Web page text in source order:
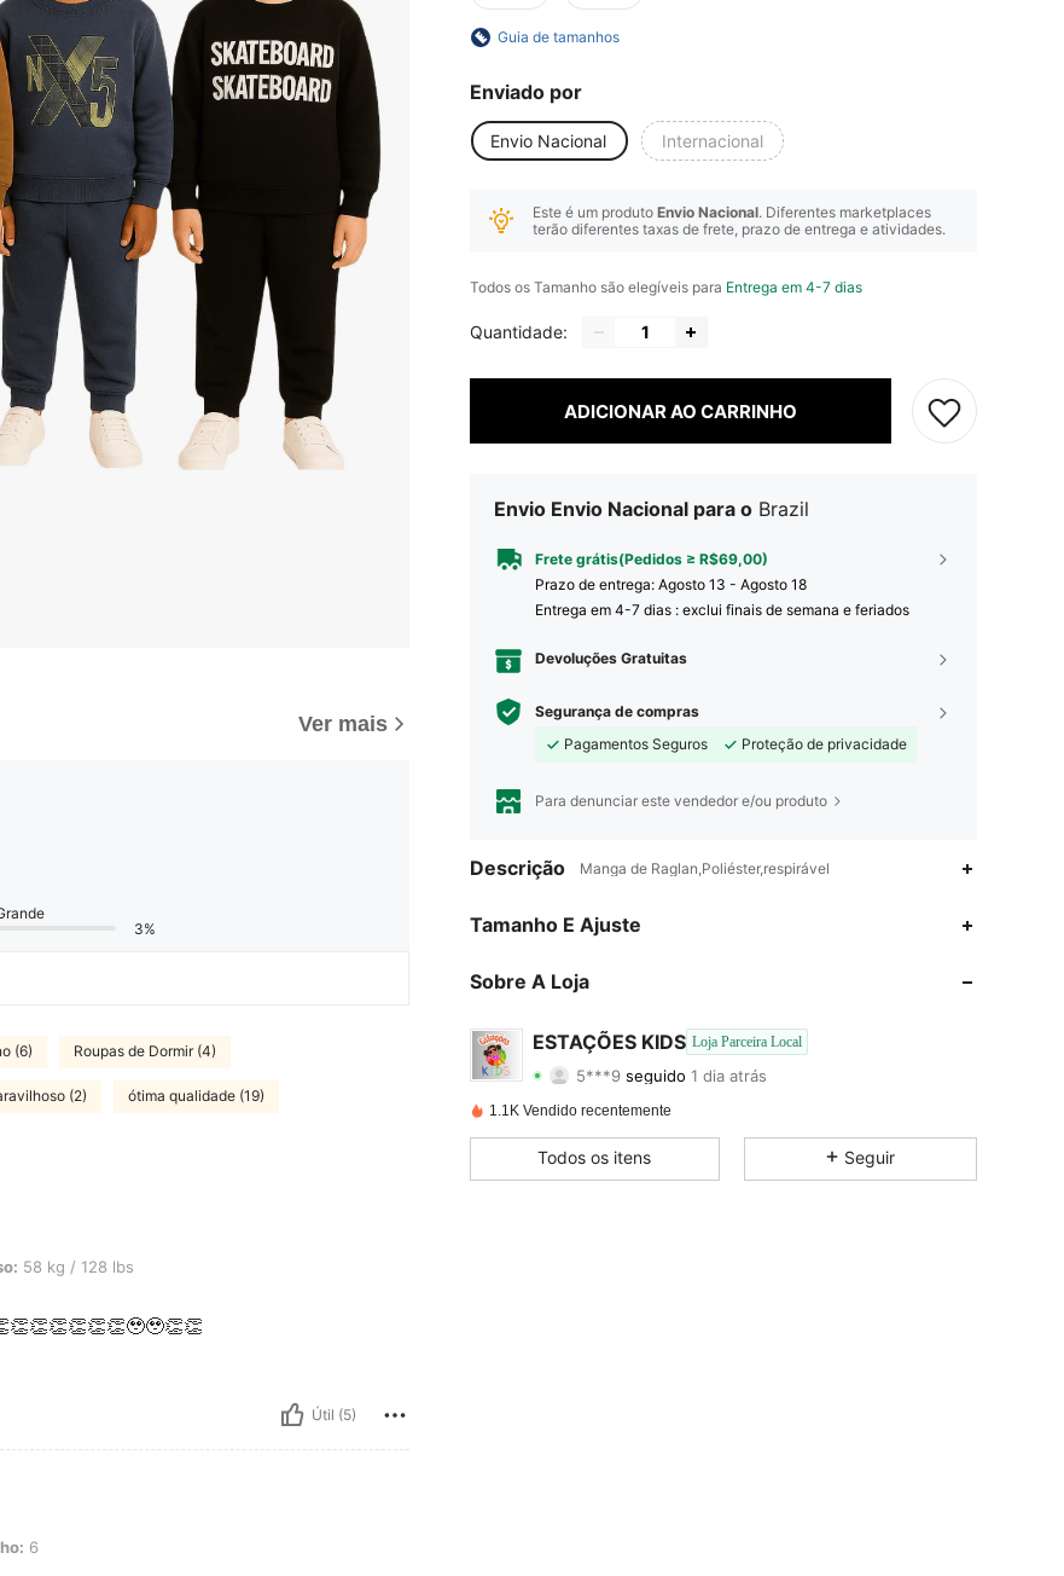
Ver mais
3%
(6) Roupas de Dormir (4)
(2) ótima qualidade (19)
lbs, Cor: Multicolorido, Tamanho: 2
58 kg / 128 lbs
Útil (5)
6
Guia de tamanhos
Enviado por
Envio Nacional Internacional
Este é um produto Envio Nacional. Diferentes marketplaces
terão diferentes taxas de frete, prazo de entrega e atividades.
Todos os Tamanho são elegíveis para Entrega em 4-7 dias
Quantidade:
ADICIONAR AO CARRINHO
Envio Envio Nacional para o Brazil
Frete grátis(Pedidos ≥ R$69,00)
Prazo de entrega: Agosto 13 - Agosto 18
Entrega em 4-7 dias : exclui finais de semana e feriados
Devoluções Gratuitas
Segurança de compras
Pagamentos Seguros
Proteção de privacidade
Para denunciar este vendedor e/ou produto
Descrição Manga de Raglan,Poliéster,respirável
Tamanho E Ajuste
Sobre A Loja
ESTAÇÕES KIDS Loja Parceira Local
4,79
5***9 seguido1 dia atrás
4,79 Classificação 40Itens 301
4,79 40 301
1.1K Vendido recentemente
Todos os itens Seguir